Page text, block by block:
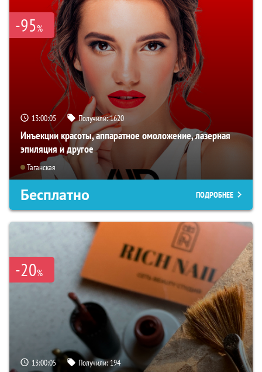
-95%
13:00:03 Получили:1620
Инъекции красоты, аппаратное омоложение, лазерная
эпиляция и другое
Таганская
Бесплатно ПОДРОБНЕЕ
-20%
13:00:03 Получили:194